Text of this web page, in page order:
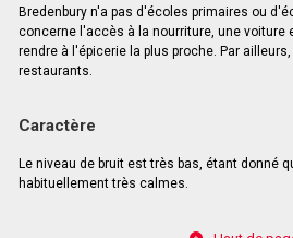
Bredenbury n'a pas d'écoles primaires ou
concerne l'accès à la nourriture, une voiture
rendre à l'épicerie la plus proche. Par
restaurants.
Caractère
Le niveau de bruit est très bas, étant donné
habituellement très calmes.